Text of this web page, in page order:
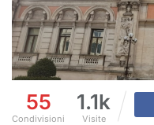
55
Condivisioni
1.1k
Visite